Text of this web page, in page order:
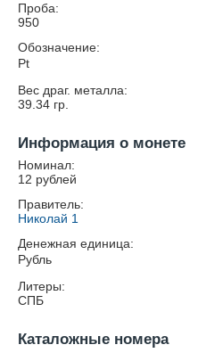
Проба:
950
Обозначение:
Pt
Вес драг. металла:
39.34 гр.
Информация о монете
Номинал:
12 рублей
Правитель:
Николай 1
Денежная единица:
Рубль
Литеры:
СПБ
Каталожные номера